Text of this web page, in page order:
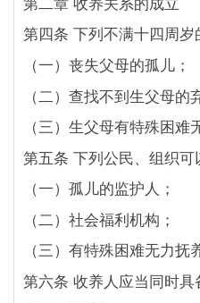
第二章 收养关系的成立
第四条 下列不满十四周岁
（一）丧失父母的孤儿；
（二）查找不到生父母的
（三）生父母有特殊困难
第五条 下列公民、组织可
（一）孤儿的监护人；
（二）社会福利机构；
（三）有特殊困难无力抚
第六条 收养人应当同时具